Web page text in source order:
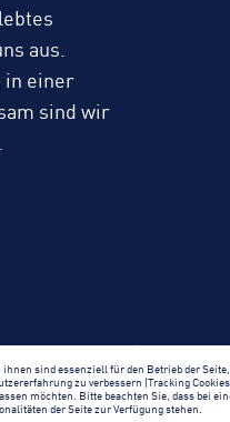
aus.
in einer
sind wir
sind essenziell für den Betrieb der Seite,
zu verbessern (Tracking
möchten. Bitte beachten Sie, dass bei
der Seite zur Verfügung stehen.